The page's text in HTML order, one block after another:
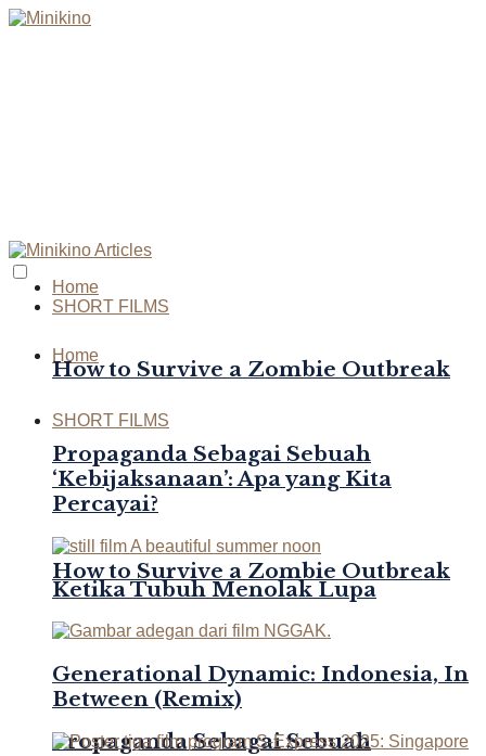
Home
SHORT FILMS
How to Survive a Zombie Outbreak
Propaganda Sebagai Sebuah
Home
SHORT FILMS
How to Survive a Zombie Outbreak
Propaganda Sebagai Sebuah
‘Kebijaksanaan’: Apa yang Kita
Percayai?
Ketika Tubuh Menolak Lupa
Generational Dynamic: Indonesia, In
Between (Remix)